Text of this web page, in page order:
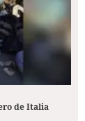
de Italia